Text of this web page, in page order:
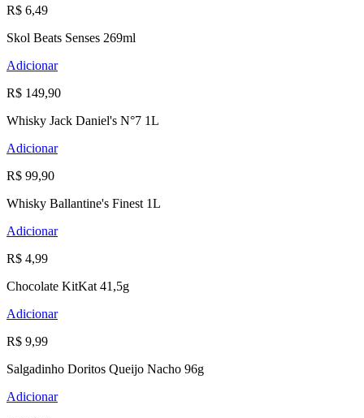
R$ 6,49
Skol Beats Senses 269ml
Adicionar
R$ 149,90
Whisky Jack Daniel's N°7 1L
Adicionar
R$ 99,90
Whisky Ballantine's Finest 1L
Adicionar
R$ 4,99
Chocolate KitKat 41,5g
Adicionar
R$ 9,99
Salgadinho Doritos Queijo Nacho 96g
Adicionar